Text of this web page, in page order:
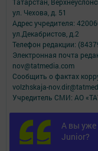
А вы уже
Junior?
ул. Чехова, д. 51
Адрес учредителя:
ул.Декабристов, д.2
Телефон редакции:
Электронная почта
nov@tatmedia.com
Сообщить о фактах
volzhskaja-
Учредитель СМИ: АО
Антикоррупционная
АО «ТАТМЕДИА»
удобства пользователей